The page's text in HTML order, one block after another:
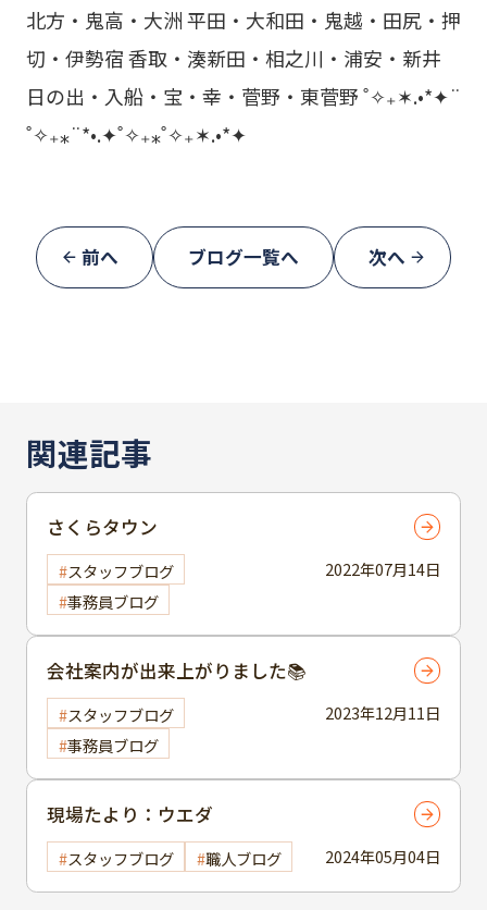
北方・鬼高・大洲 平田・大和田・鬼越・田尻・押
切・伊勢宿 香取・湊新田・相之川・浦安・新井
日の出・入船・宝・幸・菅野・東菅野 ˚✧₊✶.•*✦¨
˚✧₊⁎¨*•.✦˚✧₊⁎˚✧₊✶.•*✦
前へ ブログ一覧へ 次へ
関連記事
2022年07月14日
さくらタウン
スタッフブログ
事務員ブログ
2023年12月11日
会社案内が出来上がりました📚
スタッフブログ
事務員ブログ
2024年05月04日
現場たより：ウエダ
スタッフブログ 職人ブログ